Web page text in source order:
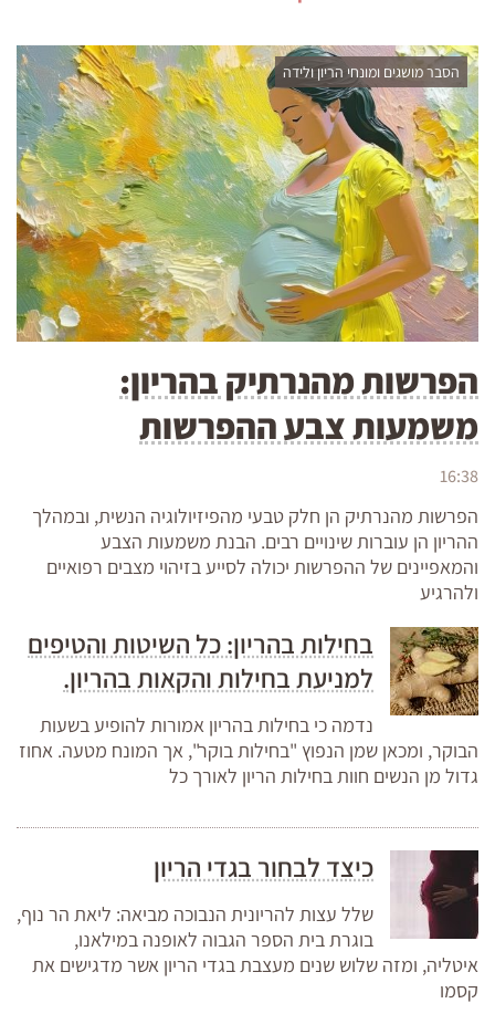
הסבר מושגים ומונחי הריון ולידה
הפרשות מהנרתיק בהריון:
משמעות צבע ההפרשות
16:38
הפרשות מהנרתיק הן חלק טבעי מהפיזיולוגיה הנשית, ובמהלך
ההריון הן עוברות שינויים רבים. הבנת משמעות הצבע
והמאפיינים של ההפרשות יכולה לסייע בזיהוי מצבים רפואיים
ולהרגיע
בחילות בהריון: כל השיטות והטיפים
למניעת בחילות והקאות בהריון.
נדמה כי בחילות בהריון אמורות להופיע בשעות
הבוקר, ומכאן שמן הנפוץ "בחילות בוקר", אך המונח מטעה. אחוז
גדול מן הנשים חוות בחילות הריון לאורך כל
כיצד לבחור בגדי הריון
שלל עצות להריונית הנבוכה מביאה: ליאת הר נוף,
בוגרת בית הספר הגבוה לאופנה במילאנו,
איטליה, ומזה שלוש שנים מעצבת בגדי הריון אשר מדגישים את
קסמו